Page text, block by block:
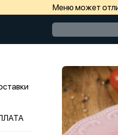
Меню может